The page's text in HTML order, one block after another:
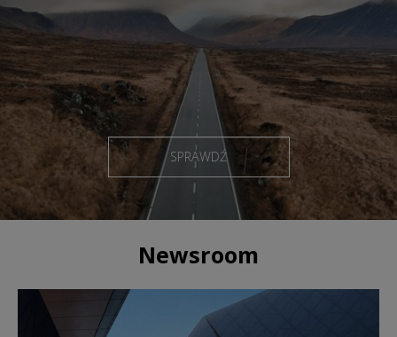
SPRAWDŹ
Newsroom